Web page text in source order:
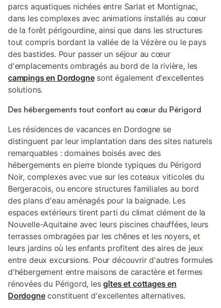
parcs aquatiques nichées entre Sarlat et Montignac,
dans les complexes avec animations installés au cœur
de la forêt périgourdine, ainsi que dans les structures
tout compris bordant la vallée de la Vézère ou le pays
des bastides. Pour passer un séjour au cœur
d'emplacements ombragés au bord de la rivière, les
campings en Dordognesont également d'excellentes
solutions.
Des hébergements tout confort au cœur du Périgord
Les résidences de vacances en Dordogne se
distinguent par leur implantation dans des sites naturels
remarquables : domaines boisés avec des
hébergements en pierre blonde typiques du Périgord
Noir, complexes avec vue sur les coteaux viticoles du
Bergeracois, ou encore structures familiales au bord
des plans d'eau aménagés pour la baignade. Les
espaces extérieurs tirent parti du climat clément de la
Nouvelle-Aquitaine avec leurs piscines chauffées, leurs
terrasses ombragées par les chênes et les noyers, et
leurs jardins où les enfants profitent des aires de jeux
entre deux excursions. Pour découvrir d'autres formules
d'hébergement entre maisons de caractère et fermes
rénovées du Périgord, lesgîtes et cottages en
Dordogneconstituent d'excellentes alternatives.